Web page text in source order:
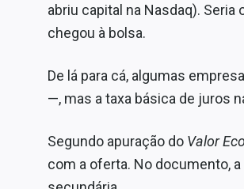
abriu capital na Nasdaq).
chegou à bolsa.
De lá para cá, algumas
—, mas a taxa básica de juros
Segundo apuração do Valor
com a oferta. No documento,